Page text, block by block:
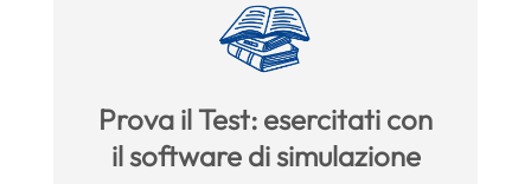
Prova il Test: esercitati con
il software di simulazione